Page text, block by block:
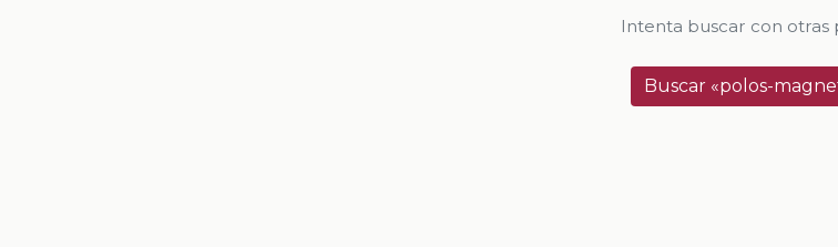
Intenta buscar con otras
Buscar «polos-